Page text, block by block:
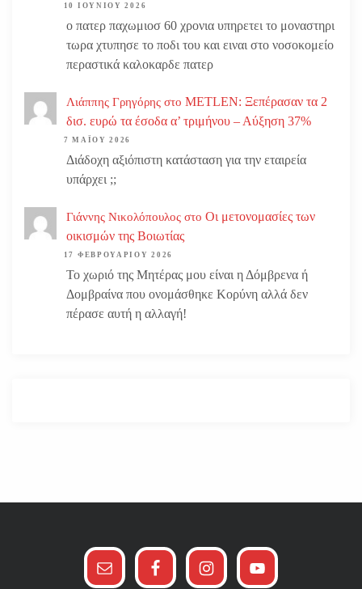
10 ΙΟΥΝΊΟΥ 2026
ο πατερ παχωμιοσ 60 χρονια υπηρετει το μοναστηρι
τωρα χτυπησε το ποδι του και ειναι στο νοσοκομείο
περαστικά καλοκαρδε πατερ
Λιάππης Γρηγόρης στο METLEN: Ξεπέρασαν τα 2
δισ. ευρώ τα έσοδα α’ τριμήνου – Αύξηση 37%
7 ΜΑΪ́ΟΥ 2026
Διάδοχη αξιόπιστη κατάσταση για την εταιρεία
υπάρχει ;;
Γιάννης Νικολόπουλος στο Οι μετονομασίες των
οικισμών της Βοιωτίας
17 ΦΕΒΡΟΥΑΡΊΟΥ 2026
Το χωριό της Μητέρας μου είναι η Δόμβρενα ή
Δομβραίνα που ονομάσθηκε Κορύνη αλλά δεν
πέρασε αυτή η αλλαγή!